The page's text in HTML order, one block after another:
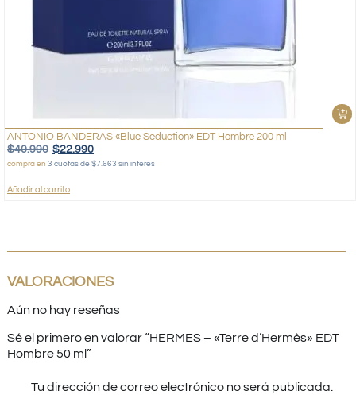
ANTONIO BANDERAS «Blue Seduction» EDT Hombre 200 ml
$40.990 $22.990
compra en 3 cuotas de $7.663 sin interés
Añadir al carrito
VALORACIONES
Aún no hay reseñas
Sé el primero en valorar “HERMES – «Terre d’Hermès» EDT
Hombre 50 ml”
Tu dirección de correo electrónico no será publicada.